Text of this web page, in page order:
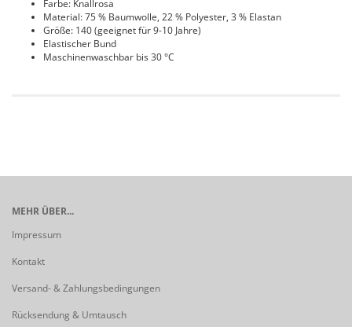
Farbe: Knallrosa
Material: 75 % Baumwolle, 22 % Polyester, 3 % Elastan
Größe: 140 (geeignet für 9-10 Jahre)
Elastischer Bund
Maschinenwaschbar bis 30 °C
MEHR ÜBER...
Impressum
Kontakt
Versand- & Zahlungsbedingungen
Rücksendung & Umtausch